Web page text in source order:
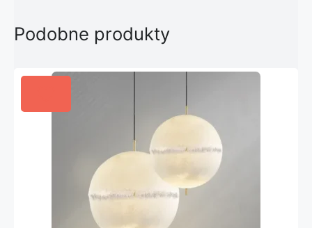
Podobne produkty